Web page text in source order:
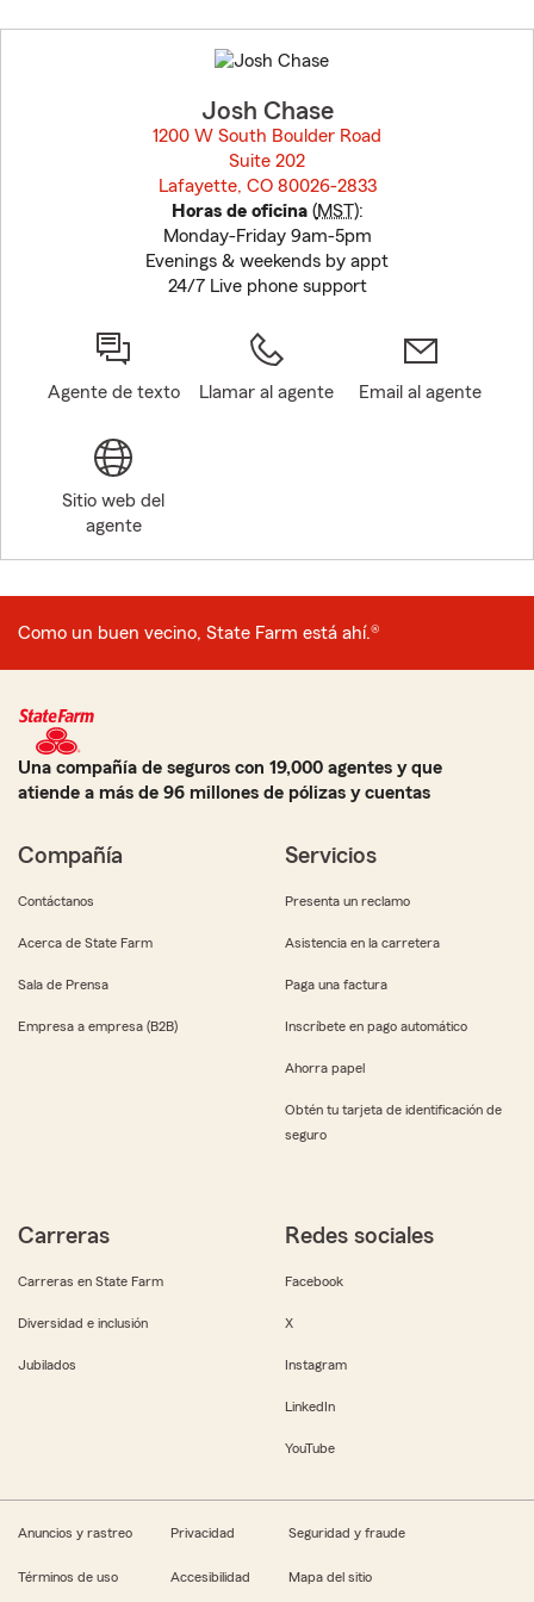
to
before
Josh Chase
1200 W South Boulder Road
Suite 202
Lafayette, CO 80026-2833
Horas de oficina(MST):
Monday-Friday 9am-5pm
Evenings & weekends by appt
24/7 Live phone support
Agente de texto Llamar al agente Email al agente
Sitio web del
agente
Como un buen vecino, State Farm está ahí.®
Una compañía de seguros con 19,000 agentes y que
atiende a más de 96 millones de pólizas y cuentas
Compañía
Contáctanos
Acerca de State Farm
Sala de Prensa
Empresa a empresa (B2B)
Servicios
Presenta un reclamo
Asistencia en la carretera
Paga una factura
Inscríbete en pago automático
Ahorra papel
Obtén tu tarjeta de identificación de
seguro
Carreras
Carreras en State Farm
Diversidad e inclusión
Jubilados
Redes sociales
Facebook
X
Instagram
LinkedIn
YouTube
Anuncios y rastreo Privacidad Seguridad y fraude
Términos de uso Accesibilidad Mapa del sitio